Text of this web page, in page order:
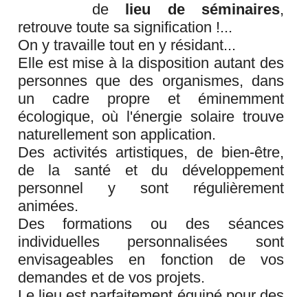
de lieu de séminaires,
retrouve toute sa signification !...
On y travaille tout en y résidant...
Elle est mise à la disposition autant des
personnes que des organismes, dans
un cadre propre et éminemment
écologique, où l'énergie solaire trouve
naturellement son application.
Des activités artistiques, de bien-être,
de la santé et du développement
personnel y sont régulièrement
animées.
Des formations ou des séances
individuelles personnalisées sont
envisageables en fonction de vos
demandes et de vos projets.